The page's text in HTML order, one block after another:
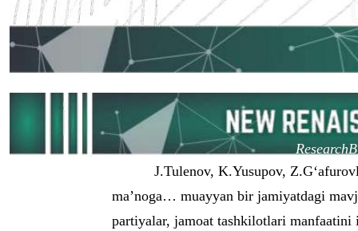
J.Tulenov, K.Yusupov,
ma’noga… muayyan bir jamiyatdagi
partiyalar, jamoat tashkilotlari